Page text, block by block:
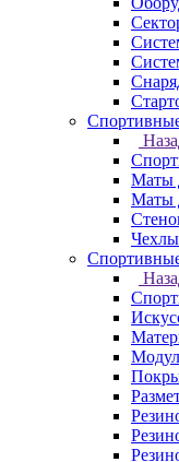
Маты
Маты